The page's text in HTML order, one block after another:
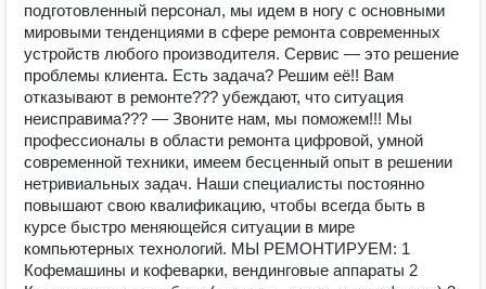
подготовленный персонал, мы идем в ногу с основными
мировыми тенденциями в сфере ремонта современных
устройств любого производителя. Сервис — это решение
проблемы клиента. Есть задача? Решим её!! Вам
отказывают в ремонте??? убеждают, что ситуация
неисправима??? — Звоните нам, мы поможем!!! Мы
профессионалы в области ремонта цифровой, умной
современной техники, имеем бесценный опыт в решении
нетривиальных задач. Наши специалисты постоянно
повышают свою квалификацию, чтобы всегда быть в
курсе быстро меняющейся ситуации в мире
компьютерных технологий. МЫ РЕМОНТИРУЕМ: 1
Кофемашины и кофеварки, вендинговые аппараты 2